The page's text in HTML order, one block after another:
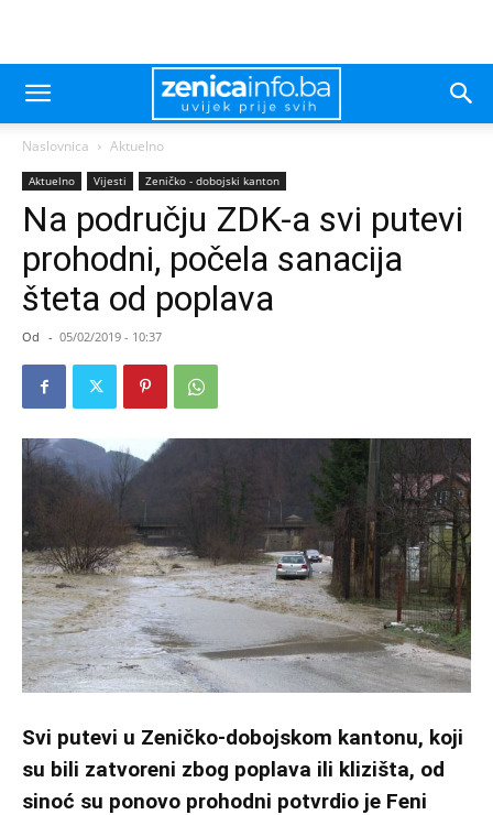
Naslovnica Aktuelno
Aktuelno Vijesti Zeničko - dobojski kanton
Na području ZDK-a svi putevi
prohodni, počela sanacija
šteta od poplava
Od - 05/02/2019 - 10:37
Svi putevi u Zeničko-dobojskom kantonu, koji
su bili zatvoreni zbog poplava ili klizišta, od
sinoć su ponovo prohodni potvrdio je Feni